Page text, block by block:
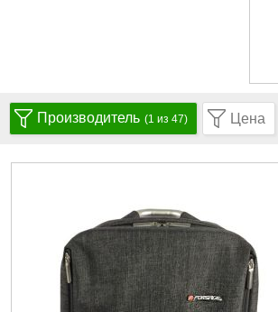
Производитель (1 из 47) Цена